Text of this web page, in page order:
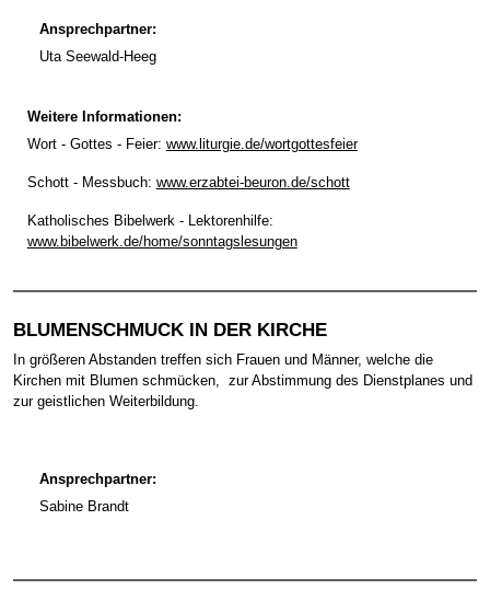
Ansprechpartner:
Uta Seewald-Heeg
Weitere Informationen:
Wort - Gottes - Feier: www.liturgie.de/wortgottesfeier
Schott - Messbuch: www.erzabtei-beuron.de/schott
Katholisches Bibelwerk - Lektorenhilfe:
www.bibelwerk.de/home/sonntagslesungen
BLUMENSCHMUCK IN DER KIRCHE
In größeren Abstanden treffen sich Frauen und Männer, welche die
Kirchen mit Blumen schmücken, zur Abstimmung des Dienstplanes und
zur geistlichen Weiterbildung.
Ansprechpartner:
Sabine Brandt